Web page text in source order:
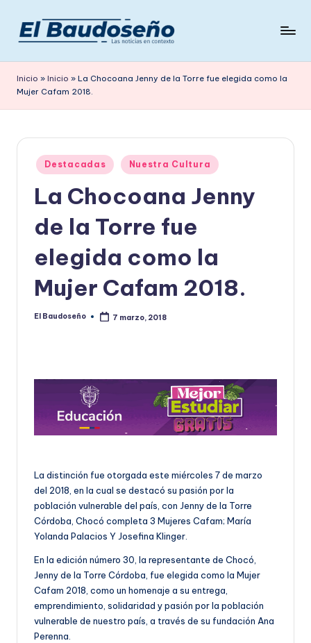
Saltar
contenido
e
ri
d
en
Inicio » Inicio » La Chocoana Jenny de la Torre fue elegida como la
Mujer Cafam 2018.
Publicado
en
Destacadas Nuestra Cultura
La Chocoana Jenny
de la Torre fue
elegida como la
Mujer Cafam 2018.
Publicado
El Baudoseño 7 marzo, 2018
La distinción fue otorgada este miércoles 7 de marzo
del 2018, en la cual se destacó su pasión por la
población vulnerable del país, con Jenny de la Torre
Córdoba, Chocó completa 3 Mujeres Cafam; María
Yolanda Palacios Y Josefina Klinger.
En la edición número 30, la representante de Chocó,
Jenny de la Torre Córdoba, fue elegida como la Mujer
Cafam 2018, como un homenaje a su entrega,
emprendimiento, solidaridad y pasión por la población
vulnerable de nuestro país, a través de su fundación Ana
Perenna.